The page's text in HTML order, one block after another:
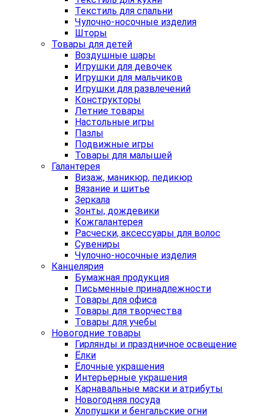
Текстиль для спальни
Чулочно-носочные изделия
Шторы
Товары для детей
Воздушные шары
Игрушки для девочек
Игрушки для мальчиков
Игрушки для развлечений
Конструкторы
Летние товары
Настольные игры
Пазлы
Подвижные игры
Товары для малышей
Галантерея
Визаж, маникюр, педикюр
Вязание и шитье
Зеркала
Зонты, дождевики
Кожгалантерея
Расчески, аксессуары для волос
Сувениры
Чулочно-носочные изделия
Канцелярия
Бумажная продукция
Письменные принадлежности
Товары для офиса
Товары для творчества
Товары для учебы
Новогодние товары
Гирлянды и праздничное освещение
Ёлки
Ёлочные украшения
Интерьерные украшения
Карнавальные маски и атрибуты
Новогодняя посуда
Хлопушки и бенгальские огни